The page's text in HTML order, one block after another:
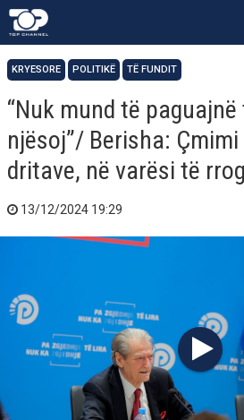
KRYESORE POLITIKË TË FUNDIT
“Nuk mund të
njësoj”/ Berisha:
dritave, në varësi të
13/12/2024 19:29